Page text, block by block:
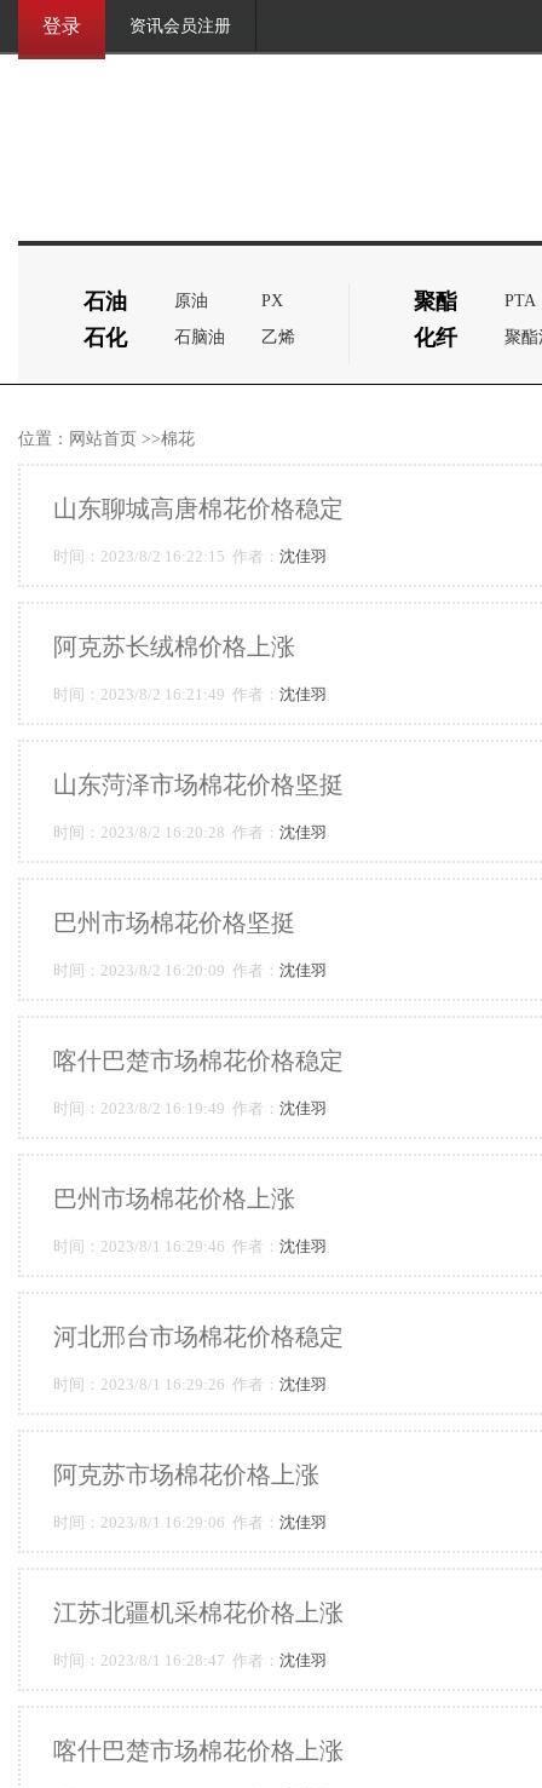
登录 资讯会员注册
石油
石化
原油
石脑油
PX
乙烯
聚酯
化纤
PTA
聚酯
位置： 网站首页 >>棉花
山东聊城高唐棉花价格稳定
时间：2023/8/2 16:22:15 作者： 沈佳羽
阿克苏长绒棉价格上涨
时间：2023/8/2 16:21:49 作者： 沈佳羽
山东菏泽市场棉花价格坚挺
时间：2023/8/2 16:20:28 作者： 沈佳羽
巴州市场棉花价格坚挺
时间：2023/8/2 16:20:09 作者： 沈佳羽
喀什巴楚市场棉花价格稳定
时间：2023/8/2 16:19:49 作者： 沈佳羽
巴州市场棉花价格上涨
时间：2023/8/1 16:29:46 作者： 沈佳羽
河北邢台市场棉花价格稳定
时间：2023/8/1 16:29:26 作者： 沈佳羽
阿克苏市场棉花价格上涨
时间：2023/8/1 16:29:06 作者： 沈佳羽
江苏北疆机采棉花价格上涨
时间：2023/8/1 16:28:47 作者： 沈佳羽
喀什巴楚市场棉花价格上涨